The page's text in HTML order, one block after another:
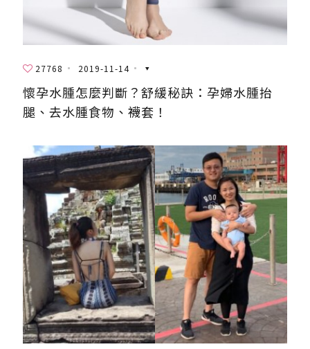
27768 2019-11-14
懷孕水腫怎麼判斷？舒緩秘訣：孕婦水腫抬
腿、去水腫食物、襪套！